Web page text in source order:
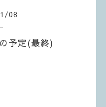
/08
予定(最終)